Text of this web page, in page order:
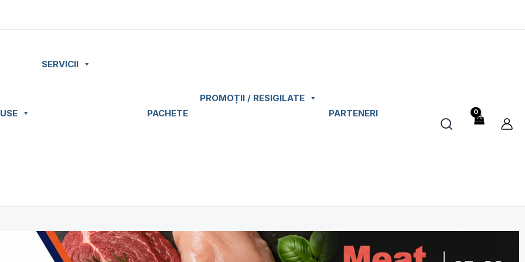
SERVICII
PACHETE
PROMOȚII / RESIGILATE
PARTENERI